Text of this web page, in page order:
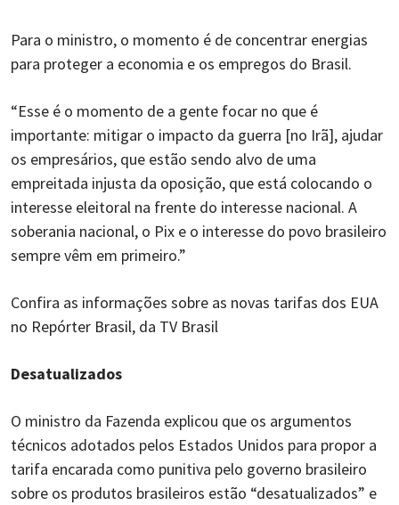
Para o ministro, o momento é de concentrar energias
para proteger a economia e os empregos do Brasil.
“Esse é o momento de a gente focar no que é
importante: mitigar o impacto da guerra [no Irã], ajudar
os empresários, que estão sendo alvo de uma
empreitada injusta da oposição, que está colocando o
interesse eleitoral na frente do interesse nacional. A
soberania nacional, o Pix e o interesse do povo brasileiro
sempre vêm em primeiro.”
Confira as informações sobre as novas tarifas dos EUA
no Repórter Brasil, da TV Brasil
Desatualizados
O ministro da Fazenda explicou que os argumentos
técnicos adotados pelos Estados Unidos para propor a
tarifa encarada como punitiva pelo governo brasileiro
sobre os produtos brasileiros estão “desatualizados” e